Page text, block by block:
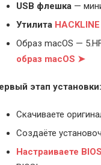
USB флешка —
Утилита
Образ macOS —
образ macOS ➤
этап установки:
Скачиваете
Создаёте
Настраиваете